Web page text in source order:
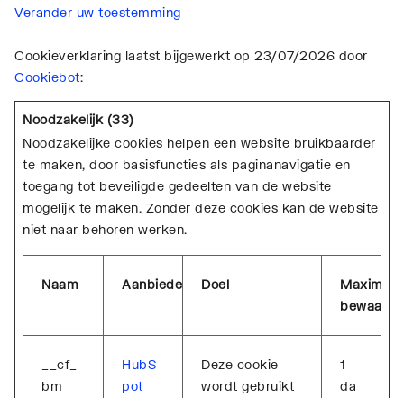
Verander uw toestemming
Cookieverklaring laatst bijgewerkt op 23/07/2026 door
Cookiebot:
Noodzakelijk (33)
Noodzakelijke cookies helpen een website bruikbaarder
te maken, door basisfuncties als paginanavigatie en
toegang tot beveiligde gedeelten van de website
mogelijk te maken. Zonder deze cookies kan de website
niet naar behoren werken.
Naam Aanbieder Doel
Maximale
__cf_
bm
HubS
pot
Deze cookie
wordt gebruikt
1
da